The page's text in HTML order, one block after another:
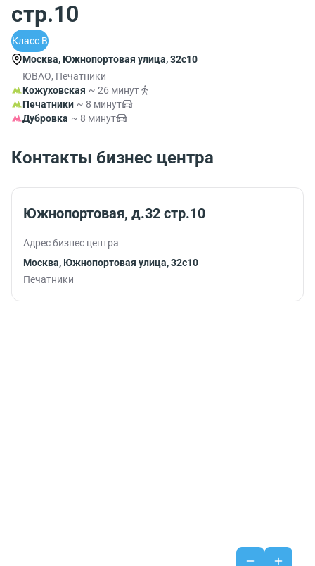
стр.10
Класс B
Москва, Южнопортовая улица, 32с10
ЮВАО, Печатники
Кожуховская ~ 26 минут
Печатники ~ 8 минут
Дубровка ~ 8 минут
Контакты бизнес центра
Южнопортовая, д.32 стр.10
Адрес бизнес центра
Москва, Южнопортовая улица, 32с10
Печатники